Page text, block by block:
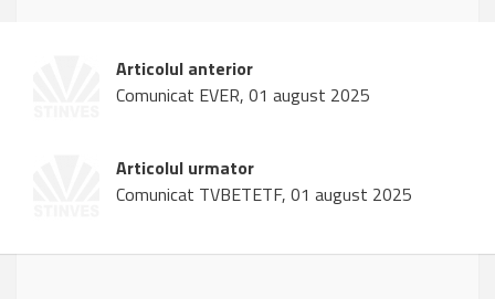
Articolul anterior
Comunicat EVER, 01 august 2025
Articolul urmator
Comunicat TVBETETF, 01 august 2025